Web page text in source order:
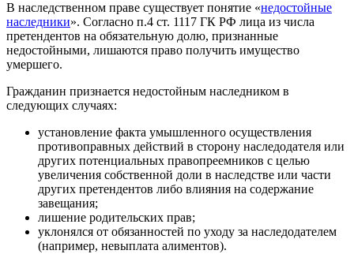
В наследственном праве существует понятие «недостойные
наследники». Согласно п.4 ст. 1117 ГК РФ лица из числа
претендентов на обязательную долю, признанные
недостойными, лишаются право получить имущество
умершего.
Гражданин признается недостойным наследником в
следующих случаях:
установление факта умышленного осуществления
противоправных действий в сторону наследодателя или
других потенциальных правопреемников с целью
увеличения собственной доли в наследстве или части
других претендентов либо влияния на содержание
завещания;
лишение родительских прав;
уклонялся от обязанностей по уходу за наследодателем
(например, невыплата алиментов).